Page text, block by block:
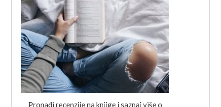
Pronađi recenzije na knjige i saznaj više o